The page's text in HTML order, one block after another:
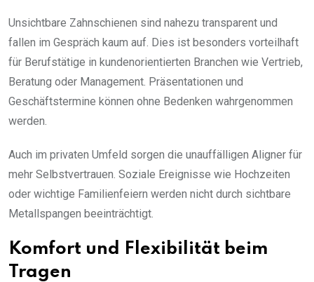
Unsichtbare Zahnschienen sind nahezu transparent und
fallen im Gespräch kaum auf. Dies ist besonders vorteilhaft
für Berufstätige in kundenorientierten Branchen wie Vertrieb,
Beratung oder Management. Präsentationen und
Geschäftstermine können ohne Bedenken wahrgenommen
werden.
Auch im privaten Umfeld sorgen die unauffälligen Aligner für
mehr Selbstvertrauen. Soziale Ereignisse wie Hochzeiten
oder wichtige Familienfeiern werden nicht durch sichtbare
Metallspangen beeinträchtigt.
Komfort und Flexibilität beim
Tragen